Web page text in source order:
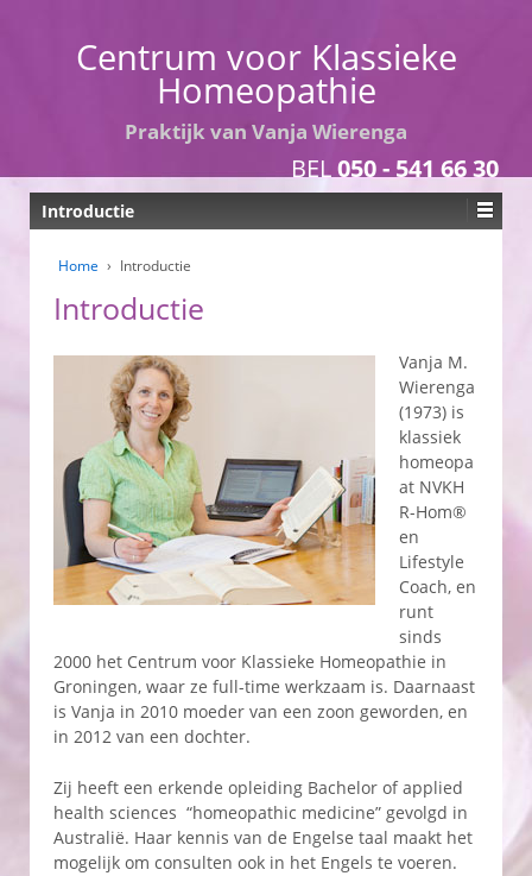
Centrum voor Klassieke
Homeopathie
Praktijk van Vanja Wierenga
BEL050 - 541 66 30
Introductie
Home › Introductie
Introductie
Vanja M.
Wierenga
(1973) is
klassiek
homeopa
at NVKH
R-Hom®
en
Lifestyle
Coach, en
runt
sinds
2000 het Centrum voor Klassieke Homeopathie in
Groningen, waar ze full-time werkzaam is. Daarnaast
is Vanja in 2010 moeder van een zoon geworden, en
in 2012 van een dochter.
Zij heeft een erkende opleiding Bachelor of applied
health sciences “homeopathic medicine” gevolgd in
Australië. Haar kennis van de Engelse taal maakt het
mogelijk om consulten ook in het Engels te voeren.